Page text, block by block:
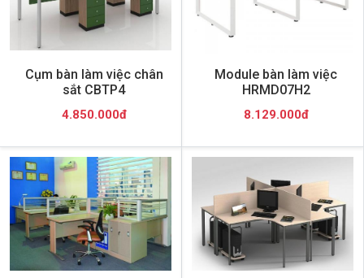
Cụm bàn làm việc chân
sắt CBTP4
4.850.000đ
Module bàn làm việc
HRMD07H2
8.129.000đ